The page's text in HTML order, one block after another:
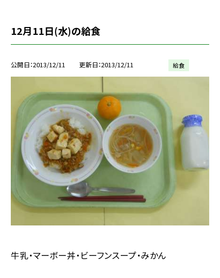
12月11日(水)の給食
公開日 2013/12/11 更新日 2013/12/11 給食
牛乳・マーボー丼・ビーフンスープ・みかん